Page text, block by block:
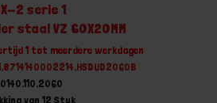
2 serie 1
staal VZ 60X20MM
1 tot meerdere werkdagen
van 12 Stuk